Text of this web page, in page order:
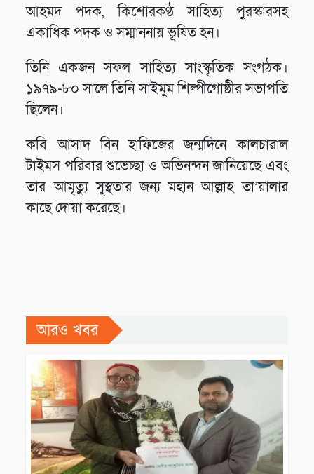
আহমদ পদক, কিশোরকণ্ঠ সাহিত্য পুরস্কারসহ
একাধিক পদক ও সম্মাননায় ভূষিত হন।
তিনি একজন সফল সাহিত্য সাংস্কৃতিক সংগঠক।
১৯৭৯-৮০ সালে তিনি সাইমুম শিল্পীগোষ্ঠীর সভাপতি
ছিলেন।
কবি আসাদ বিন হাফিজের জন্মদিনে কালচারাল
টাইমস পরিবার শুভেচ্ছা ও অভিনন্দন জানিয়েছে এবং
তার আমৃত্যু সুস্থতার জন্য মহান আল্লাহ তা’য়ালার
কাছে দোয়া করেছে।
আরও খবর